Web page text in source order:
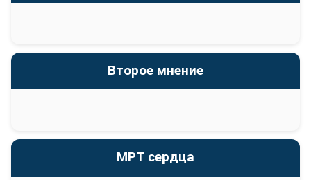
Второе мнение
МРТ сердца